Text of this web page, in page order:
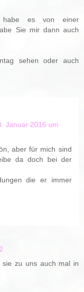
es von einer
Sie mir dann auch
sehen oder auch
Januar 2016 um
aber für mich sind
da doch bei der
die er immer
zu uns auch mal in